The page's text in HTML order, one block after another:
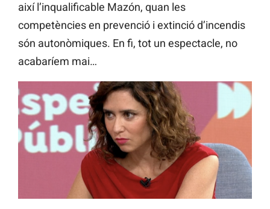
així l’inqualificable Mazón, quan les
competències en prevenció i extinció d’incendis
són autonòmiques. En fi, tot un espectacle, no
acabaríem mai…